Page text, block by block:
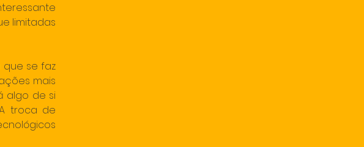
limitadas
se faz
mais
algo de si
troca de